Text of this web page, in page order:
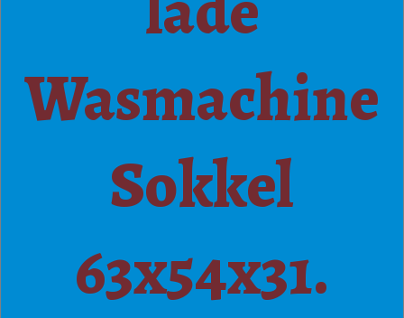
Wasmachine
Sokkel
63x54x31.